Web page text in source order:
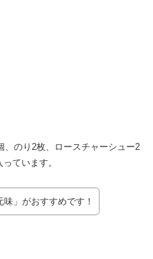
、のり2枚、ロースチャーシュー2
ています。
」がおすすめです！